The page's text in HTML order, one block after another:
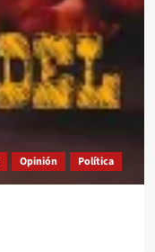
Opinión Política